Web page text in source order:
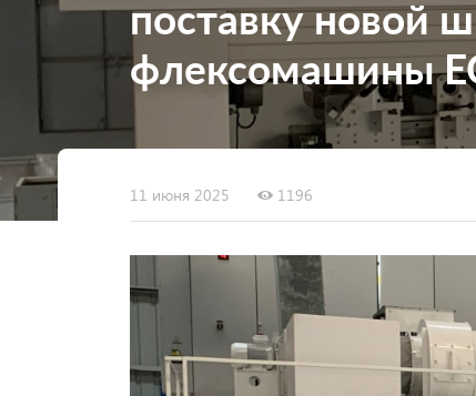
поставку новой
флексомашины
11 июня 2025 1196